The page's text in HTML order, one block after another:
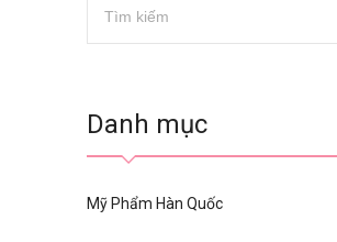
Danh mục
Mỹ Phẩm Hàn Quốc